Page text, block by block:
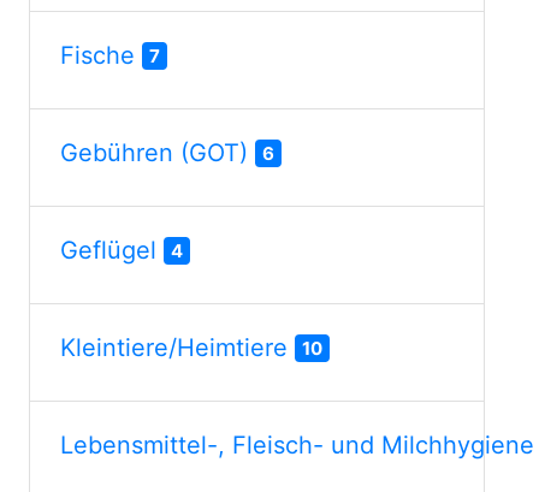
Fische 7
Gebühren (GOT) 6
Geflügel 4
Kleintiere/Heimtiere 10
Lebensmittel-, Fleisch- und